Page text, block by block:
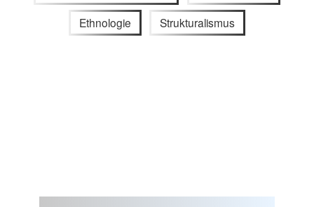
Ethnologie Strukturalismus